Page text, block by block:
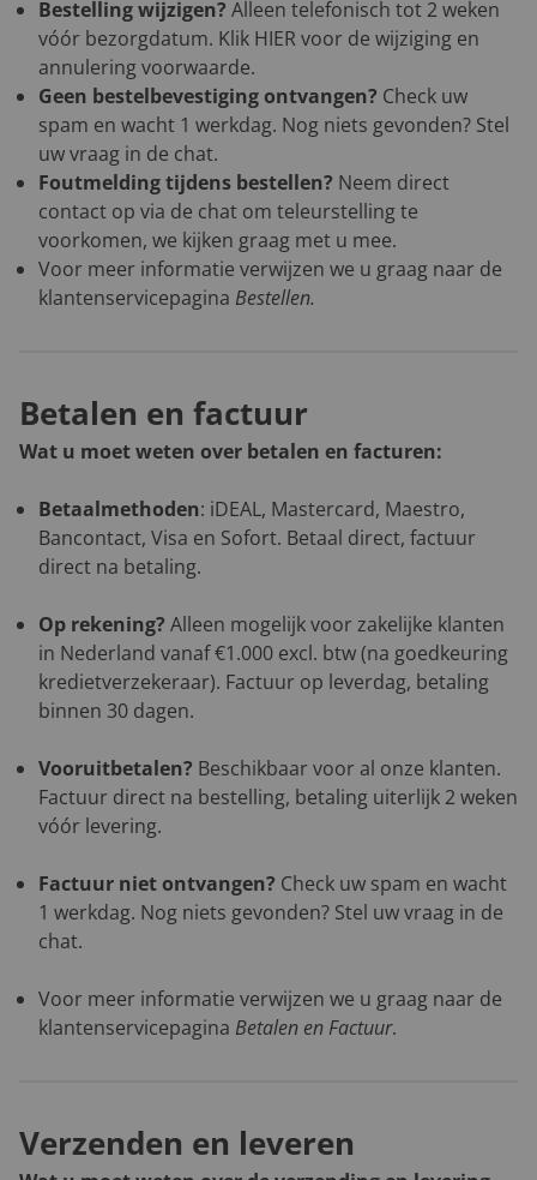
Bestelling wijzigen? Alleen telefonisch tot 2 weken
vóór bezorgdatum. Klik HIERvoor de wijziging en
annulering voorwaarde.
Geen bestelbevestiging ontvangen? Check uw
spam en wacht 1 werkdag. Nog niets gevonden? Stel
uw vraag in de chat.
Foutmelding tijdens bestellen? Neem direct
contact op via de chat om teleurstelling te
voorkomen, we kijken graag met u mee.
Voor meer informatie verwijzen we u graag naar de
klantenservicepagina Bestellen.
Betalen en factuur
Wat u moet weten over betalen en facturen:
Betaalmethoden: iDEAL, Mastercard, Maestro,
Bancontact, Visa en Sofort. Betaal direct, factuur
direct na betaling.
Op rekening? Alleen mogelijk voor zakelijke klanten
in Nederland vanaf €1.000 excl. btw (na goedkeuring
kredietverzekeraar). Factuur op leverdag, betaling
binnen 30 dagen.
Vooruitbetalen? Beschikbaar voor al onze klanten.
Factuur direct na bestelling, betaling uiterlijk 2 weken
vóór levering.
Factuur niet ontvangen? Check uw spam en wacht
1 werkdag. Nog niets gevonden? Stel uw vraag in de
chat.
Voor meer informatie verwijzen we u graag naar de
klantenservicepagina Betalen en Factuur.
Verzenden en leveren